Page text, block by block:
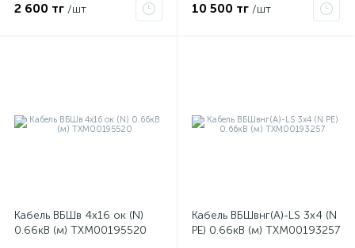
2 600 тг /шт 10 500 тг /шт
Кабель ВБШв 4х16 ок (N)
0.66кВ (м) ТХМ00195520
Кабель ВБШвнг(А)-LS 3х4 (N
PE) 0.66кВ (м) ТХМ00193257